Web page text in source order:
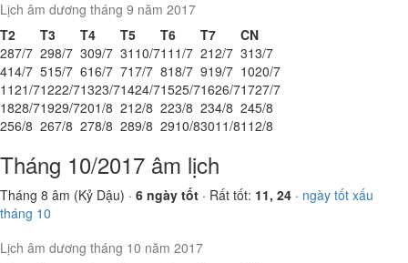
Lịch âm dương tháng 9 năm 2017
T2
T3 T4 T5 T6 T7
CN
287/7 298/7 309/7 31 10/71 11/7 212/7 313/7
414/7 515/7 616/7 717/7 818/7 919/7 1020/7
1121/71222/71323/71424/71525/71626/71727/7
1828/71929/7201/8 212/8 223/8 234/8 245/8
256/8 267/8 278/8 289/8 2910/83011/81 12/8
Tháng 10/2017 âm lịch
Tháng 8 âm (Kỷ Dậu) · 6 ngày tốt · Rất tốt: 11, 24 · ngày tốt xấu
tháng 10
Lịch âm dương tháng 10 năm 2017